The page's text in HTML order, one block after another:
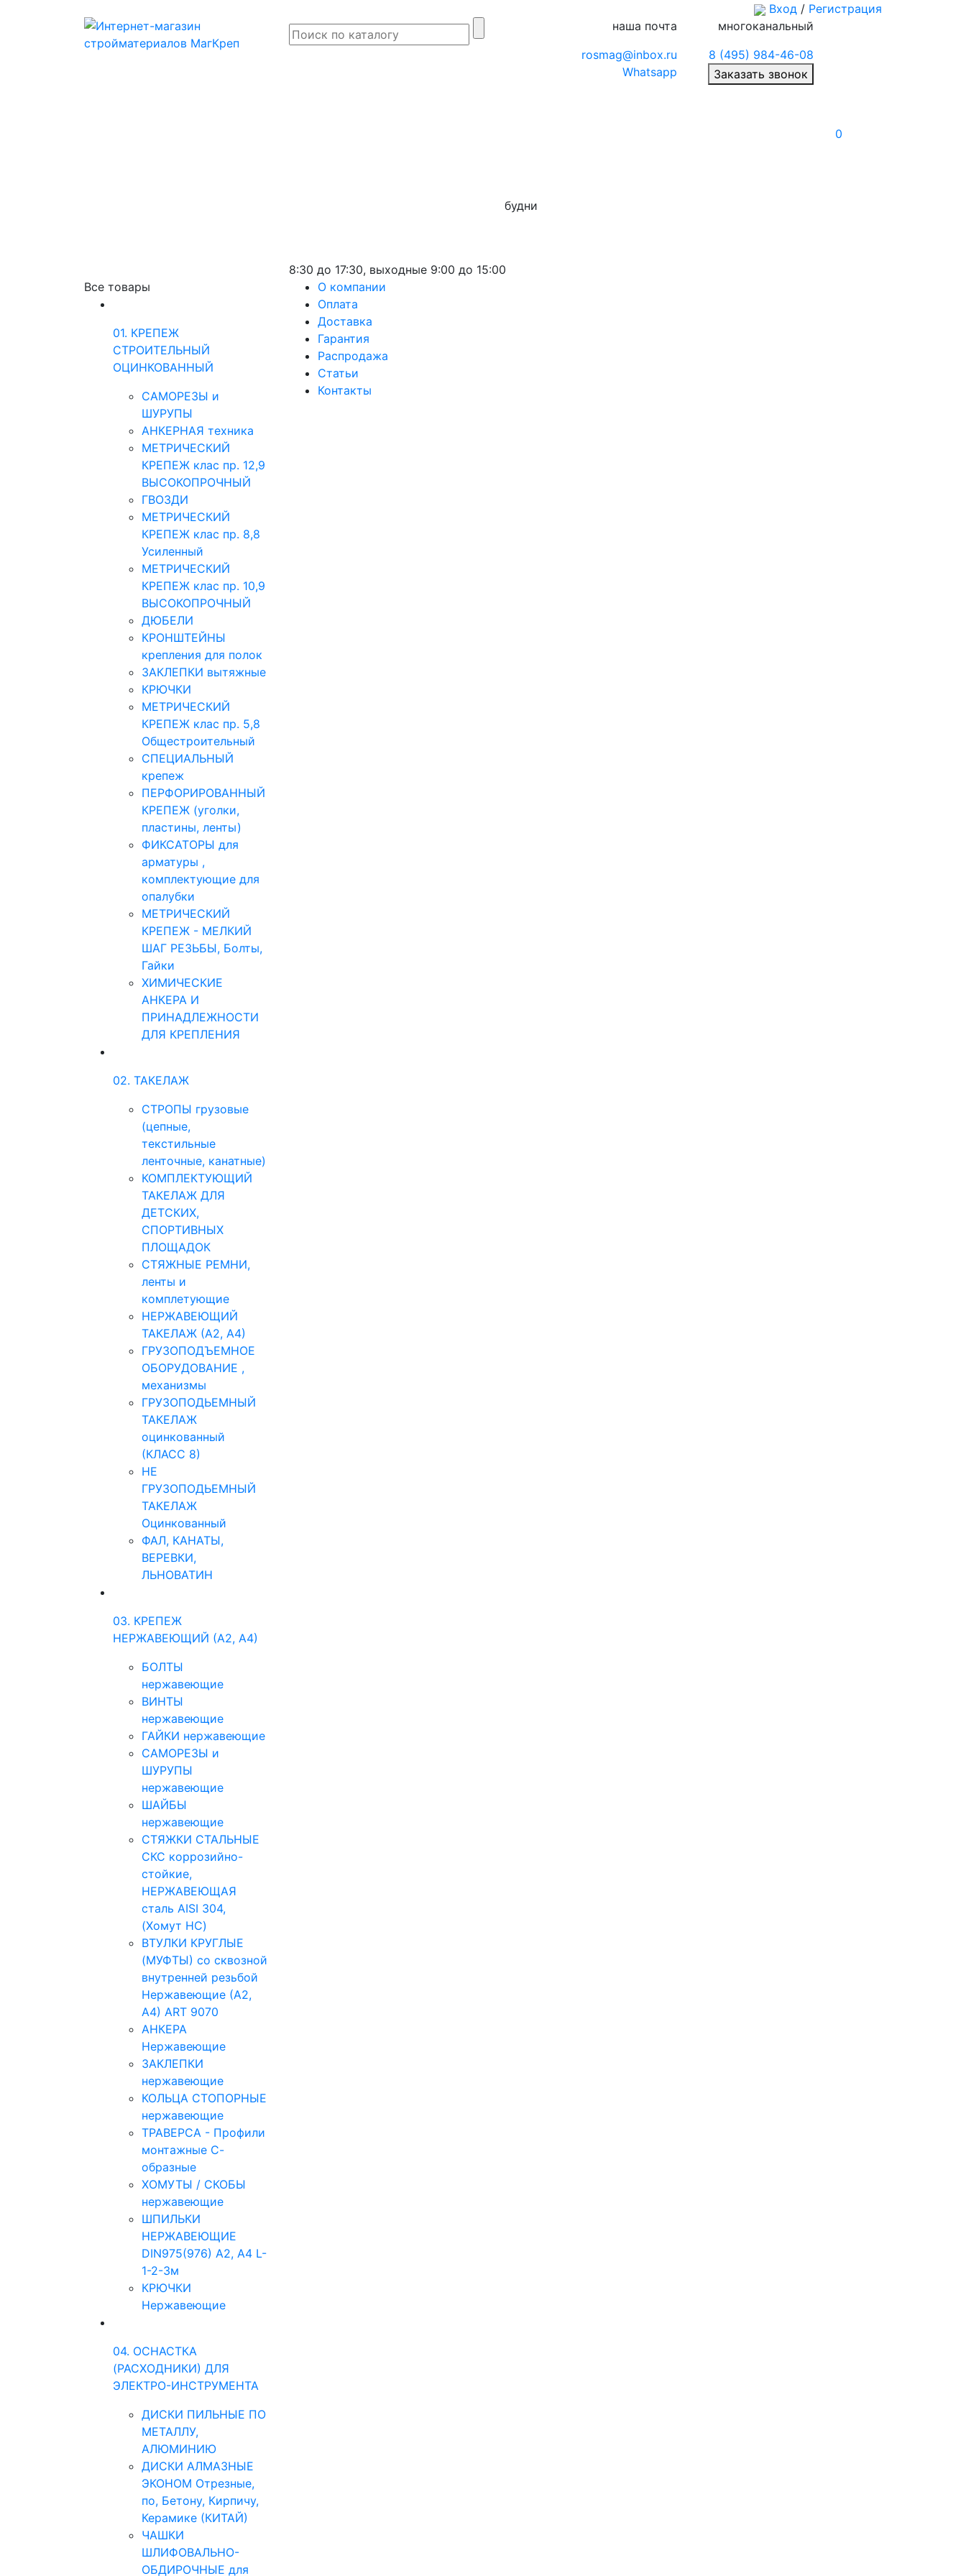
Вход / Регистрация
будни
8:30 до 17:30, выходные 9:00 до 15:00
наша почта
rosmag@inbox.ru
Whatsapp
многоканальный
8 (495) 984-46-08
Заказать звонок
0
Все товары
01. КРЕПЕЖ
СТРОИТЕЛЬНЫЙ
ОЦИНКОВАННЫЙ
САМОРЕЗЫ и
ШУРУПЫ
АНКЕРНАЯ техника
МЕТРИЧЕСКИЙ
КРЕПЕЖ клас пр. 12,9
ВЫСОКОПРОЧНЫЙ
ГВОЗДИ
МЕТРИЧЕСКИЙ
КРЕПЕЖ клас пр. 8,8
Усиленный
МЕТРИЧЕСКИЙ
КРЕПЕЖ клас пр. 10,9
ВЫСОКОПРОЧНЫЙ
ДЮБЕЛИ
КРОНШТЕЙНЫ
крепления для полок
ЗАКЛЕПКИ вытяжные
КРЮЧКИ
МЕТРИЧЕСКИЙ
КРЕПЕЖ клас пр. 5,8
Общестроительный
СПЕЦИАЛЬНЫЙ
крепеж
ПЕРФОРИРОВАННЫЙ
КРЕПЕЖ (уголки,
пластины, ленты)
ФИКСАТОРЫ для
арматуры ,
комплектующие для
опалубки
МЕТРИЧЕСКИЙ
КРЕПЕЖ - МЕЛКИЙ
ШАГ РЕЗЬБЫ, Болты,
Гайки
ХИМИЧЕСКИЕ
АНКЕРА И
ПРИНАДЛЕЖНОСТИ
ДЛЯ КРЕПЛЕНИЯ
02. ТАКЕЛАЖ
СТРОПЫ грузовые
(цепные,
текстильные
ленточные, канатные)
КОМПЛЕКТУЮЩИЙ
ТАКЕЛАЖ ДЛЯ
ДЕТСКИХ,
СПОРТИВНЫХ
ПЛОЩАДОК
СТЯЖНЫЕ РЕМНИ,
ленты и
комплетующие
НЕРЖАВЕЮЩИЙ
ТАКЕЛАЖ (А2, А4)
ГРУЗОПОДЪЕМНОЕ
ОБОРУДОВАНИЕ ,
механизмы
ГРУЗОПОДЬЕМНЫЙ
ТАКЕЛАЖ
оцинкованный
(КЛАСС 8)
НЕ
ГРУЗОПОДЬЕМНЫЙ
ТАКЕЛАЖ
Оцинкованный
ФАЛ, КАНАТЫ,
ВЕРЕВКИ,
ЛЬНОВАТИН
03. КРЕПЕЖ
НЕРЖАВЕЮЩИЙ (А2, А4)
БОЛТЫ
нержавеющие
ВИНТЫ
нержавеющие
ГАЙКИ нержавеющие
САМОРЕЗЫ и
ШУРУПЫ
нержавеющие
ШАЙБЫ
нержавеющие
СТЯЖКИ СТАЛЬНЫЕ
СКС коррозийно-
стойкие,
НЕРЖАВЕЮЩАЯ
сталь AISI 304,
(Хомут НС)
ВТУЛКИ КРУГЛЫЕ
(МУФТЫ) со сквозной
внутренней резьбой
Нержавеющие (А2,
А4) ART 9070
АНКЕРА
Нержавеющие
ЗАКЛЕПКИ
нержавеющие
КОЛЬЦА СТОПОРНЫЕ
нержавеющие
ТРАВЕРСА - Профили
монтажные С-
образные
ХОМУТЫ / СКОБЫ
нержавеющие
ШПИЛЬКИ
НЕРЖАВЕЮЩИЕ
DIN975(976) A2, А4 L-
1-2-3м
КРЮЧКИ
Нержавеющие
04. ОСНАСТКА
(РАСХОДНИКИ) ДЛЯ
ЭЛЕКТРО-ИНСТРУМЕНТА
ДИСКИ ПИЛЬНЫЕ ПО
МЕТАЛЛУ,
АЛЮМИНИЮ
ДИСКИ АЛМАЗНЫЕ
ЭКОНОМ Отрезные,
по, Бетону, Кирпичу,
Керамике (КИТАЙ)
ЧАШКИ
ШЛИФОВАЛЬНО-
ОБДИРОЧНЫЕ для
О компании
Оплата
Доставка
Гарантия
Распродажа
Статьи
Контакты